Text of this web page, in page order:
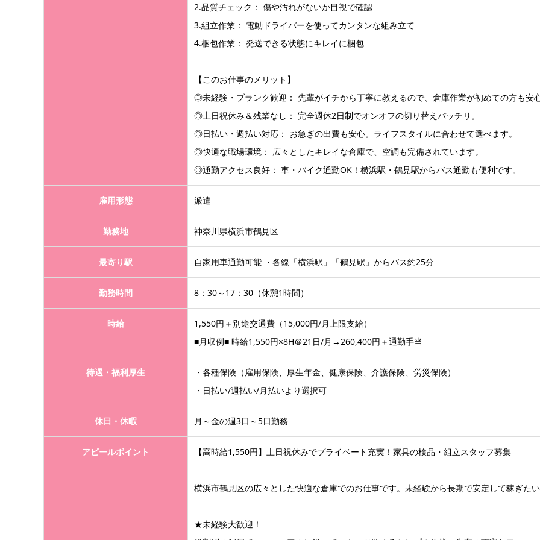
2.品質チェック： 傷や汚れがないか目視で確認
3.組立作業： 電動ドライバーを使ってカンタンな組み立て
4.梱包作業： 発送できる状態にキレイに梱包
【このお仕事のメリット】
◎未経験・ブランク歓迎： 先輩がイチから丁寧に教えるので、倉庫作業が初めての方も安
◎土日祝休み＆残業なし： 完全週休2日制でオンオフの切り替えバッチリ。
◎日払い・週払い対応： お急ぎの出費も安心。ライフスタイルに合わせて選べます。
◎快適な職場環境： 広々としたキレイな倉庫で、空調も完備されています。
◎通勤アクセス良好： 車・バイク通勤OK！横浜駅・鶴見駅からバス通勤も便利です。
雇用形態 派遣
勤務地 神奈川県横浜市鶴見区
最寄り駅 自家用車通勤可能 ・各線「横浜駅」「鶴見駅」からバス約25分
勤務時間 8：30～17：30（休憩1時間）
時給
1,550円＋別途交通費（15,000円/月上限支給）
■月収例■ 時給1,550円×8H＠21日/月→260,400円＋通勤手当
待遇・福利厚生
・各種保険（雇用保険、厚生年金、健康保険、介護保険、労災保険）
・日払い/週払い/月払いより選択可
休日・休暇 月～金の週3日～5日勤務
アピールポイント 【高時給1,550円】土日祝休みでプライベート充実！家具の検品・組立スタッフ募集
横浜市鶴見区の広々とした快適な倉庫でのお仕事です。未経験から長期で安定して稼ぎた
★未経験大歓迎！